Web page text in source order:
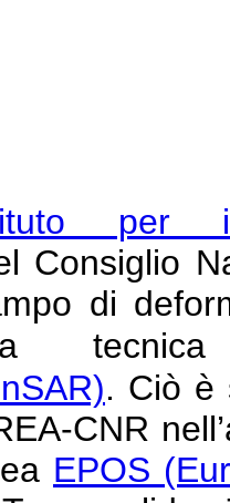
per il
Consiglio
di
la
. Ciò è
CNR
EPOS